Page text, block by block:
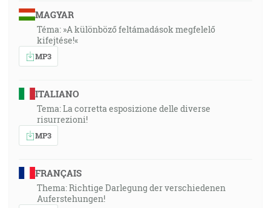
MAGYAR
Téma: »A különböző feltámadások megfelelő
kifejtése!«
MP3
ITALIANO
Tema: La corretta esposizione delle diverse
risurrezioni!
MP3
FRANÇAIS
Thema: Richtige Darlegung der verschiedenen
Auferstehungen!